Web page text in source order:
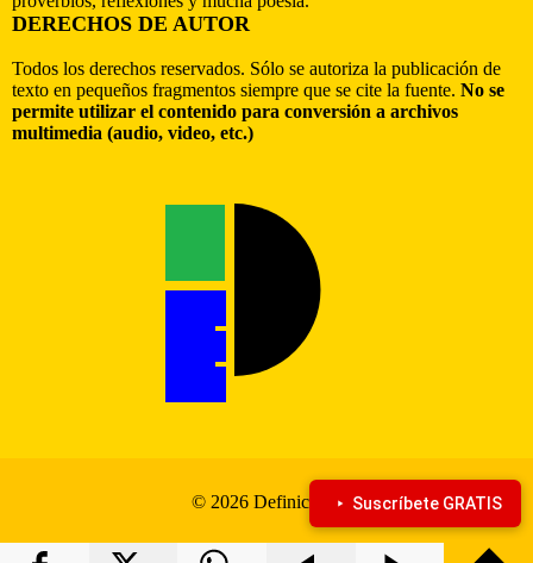
DERECHOS DE AUTOR
Todos los derechos reservados. Sólo se autoriza la publicación de
texto en pequeños fragmentos siempre que se cite la fuente. No se
permite utilizar el contenido para conversión a archivos
multimedia (audio, video, etc.)
© 2026 Definiciona Suscríbete GRATIS